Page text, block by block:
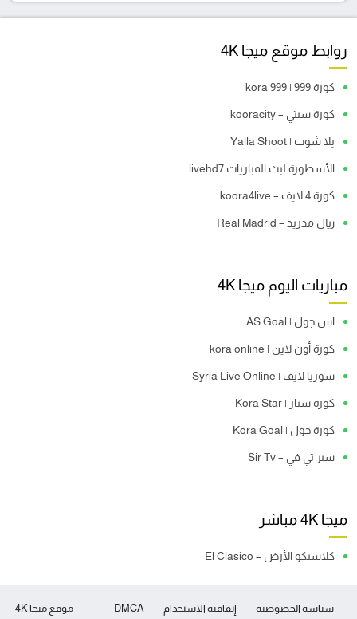
روابط موقع ميجا 4K
كورة 999 | kora 999
كورة سيتي – kooracity
يلا شوت | Yalla Shoot
الأسطورة لبث المباريات livehd7
كورة 4 لايف – koora4live
ريال مدريد – Real Madrid
مباريات اليوم ميجا 4K
اس جول | AS Goal
كورة أون لاين | kora online
سوريا لايف | Syria Live Online
كورة ستار | Kora Star
كورة جول | Kora Goal
سير تي في – Sir Tv
ميجا 4K مباشر
كلاسيكو الأرض – El Clasico
موقع ميجا 4K سياسة الخصوصية إتفاقية الاستخدام DMCA